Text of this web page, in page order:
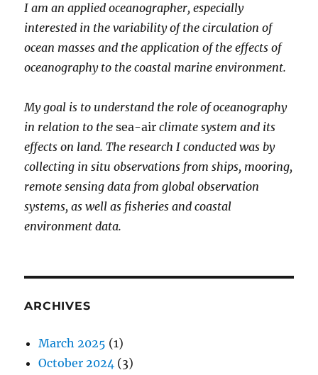
I am an applied oceanographer, especially
interested in the variability of the circulation of
ocean masses and the application of the effects of
oceanography to the coastal marine environment.
My goal is to understand the role of oceanography
in relation to the sea-air climate system and its
effects on land. The research I conducted was by
collecting in situ observations from ships, mooring,
remote sensing data from global observation
systems, as well as fisheries and coastal
environment data.
ARCHIVES
March 2025 (1)
October 2024 (3)